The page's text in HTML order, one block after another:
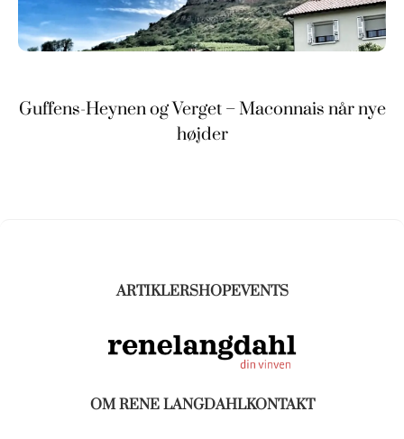
Guffens-Heynen og Verget – Maconnais når nye
højder
ARTIKLERSHOPEVENTS
OM RENE LANGDAHLKONTAKT